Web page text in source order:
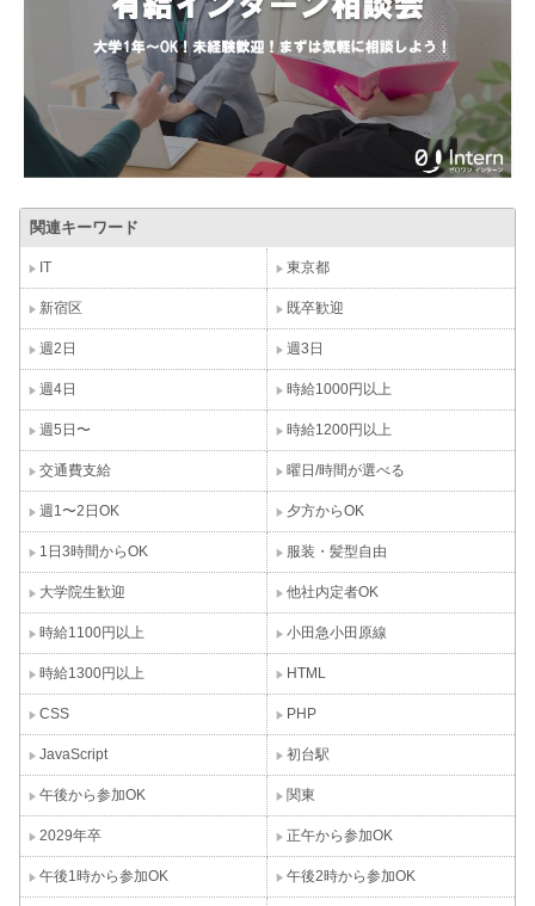
関連キーワード
IT 東京都
新宿区 既卒歓迎
週2日 週3日
週4日 時給1000円以上
週5日〜 時給1200円以上
交通費支給 曜日/時間が選べる
週1〜2日OK 夕方からOK
1日3時間からOK 服装・髪型自由
大学院生歓迎 他社内定者OK
時給1100円以上 小田急小田原線
時給1300円以上 HTML
CSS PHP
JavaScript 初台駅
午後から参加OK 関東
2029年卒 正午から参加OK
午後1時から参加OK 午後2時から参加OK